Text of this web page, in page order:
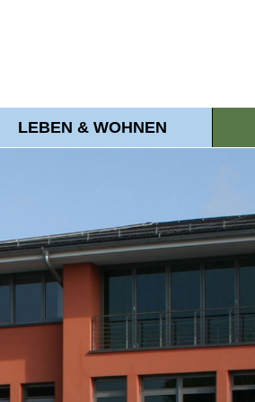
LEBEN & WOHNEN